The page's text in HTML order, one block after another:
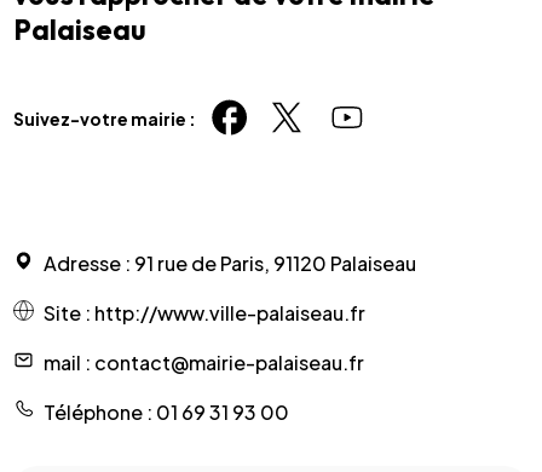
Palaiseau
Suivez-votre mairie :
Adresse : 91 rue de Paris, 91120 Palaiseau
Site : http://www.ville-palaiseau.fr
mail : contact@mairie-palaiseau.fr
Téléphone : 01 69 31 93 00